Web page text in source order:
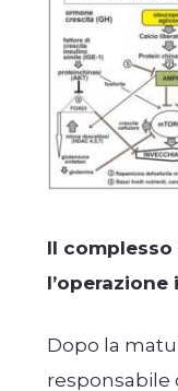
Il complesso
l’operazione
Dopo la
responsabile